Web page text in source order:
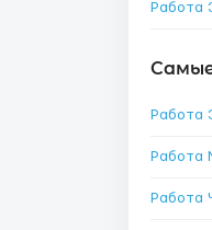
Работа
Работа
Работа
Работа